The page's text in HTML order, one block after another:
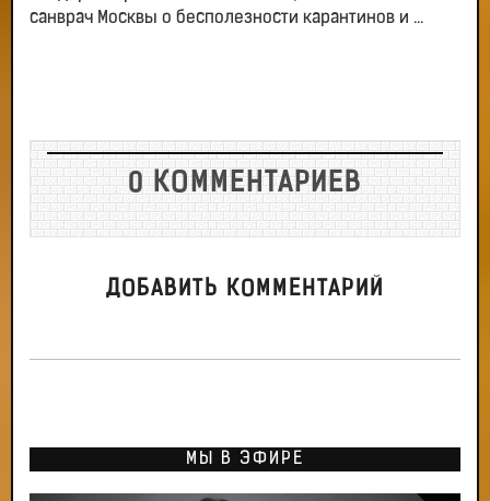
санврач Москвы о бесполезности карантинов и ...
0 КОММЕНТАРИЕВ
ДОБАВИТЬ КОММЕНТАРИЙ
МЫ В ЭФИРЕ